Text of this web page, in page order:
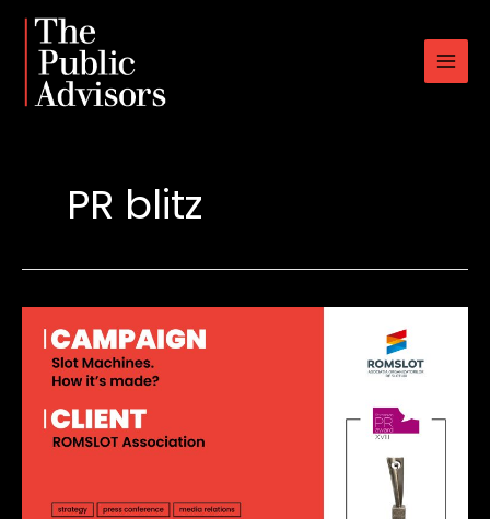
Skip
content
PR blitz